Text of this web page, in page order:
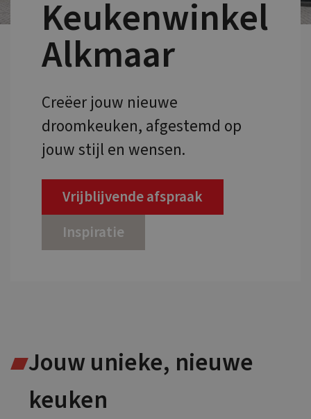
Keukenwinkel
Alkmaar
Creëer jouw nieuwe
droomkeuken, afgestemd op
jouw stijl en wensen.
Vrijblijvende afspraak
Inspiratie
Jouw unieke, nieuwe
keuken